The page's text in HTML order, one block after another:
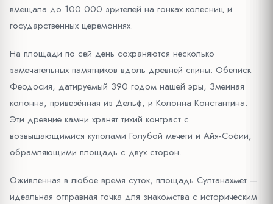
вмещала до 100 000 зрителей на гонках колесниц и
государственных церемониях.
На площади по сей день сохраняются несколько
замечательных памятников вдоль древней спины: Обелиск
Феодосия, датируемый 390 годом нашей эры, Змеиная
колонна, привезённая из Дельф, и Колонна Константина.
Эти древние камни хранят тихий контраст с
возвышающимися куполами Голубой мечети и Айя-Софии,
обрамляющими площадь с двух сторон.
Оживлённая в любое время суток, площадь Султанахмет —
идеальная отправная точка для знакомства с историческим